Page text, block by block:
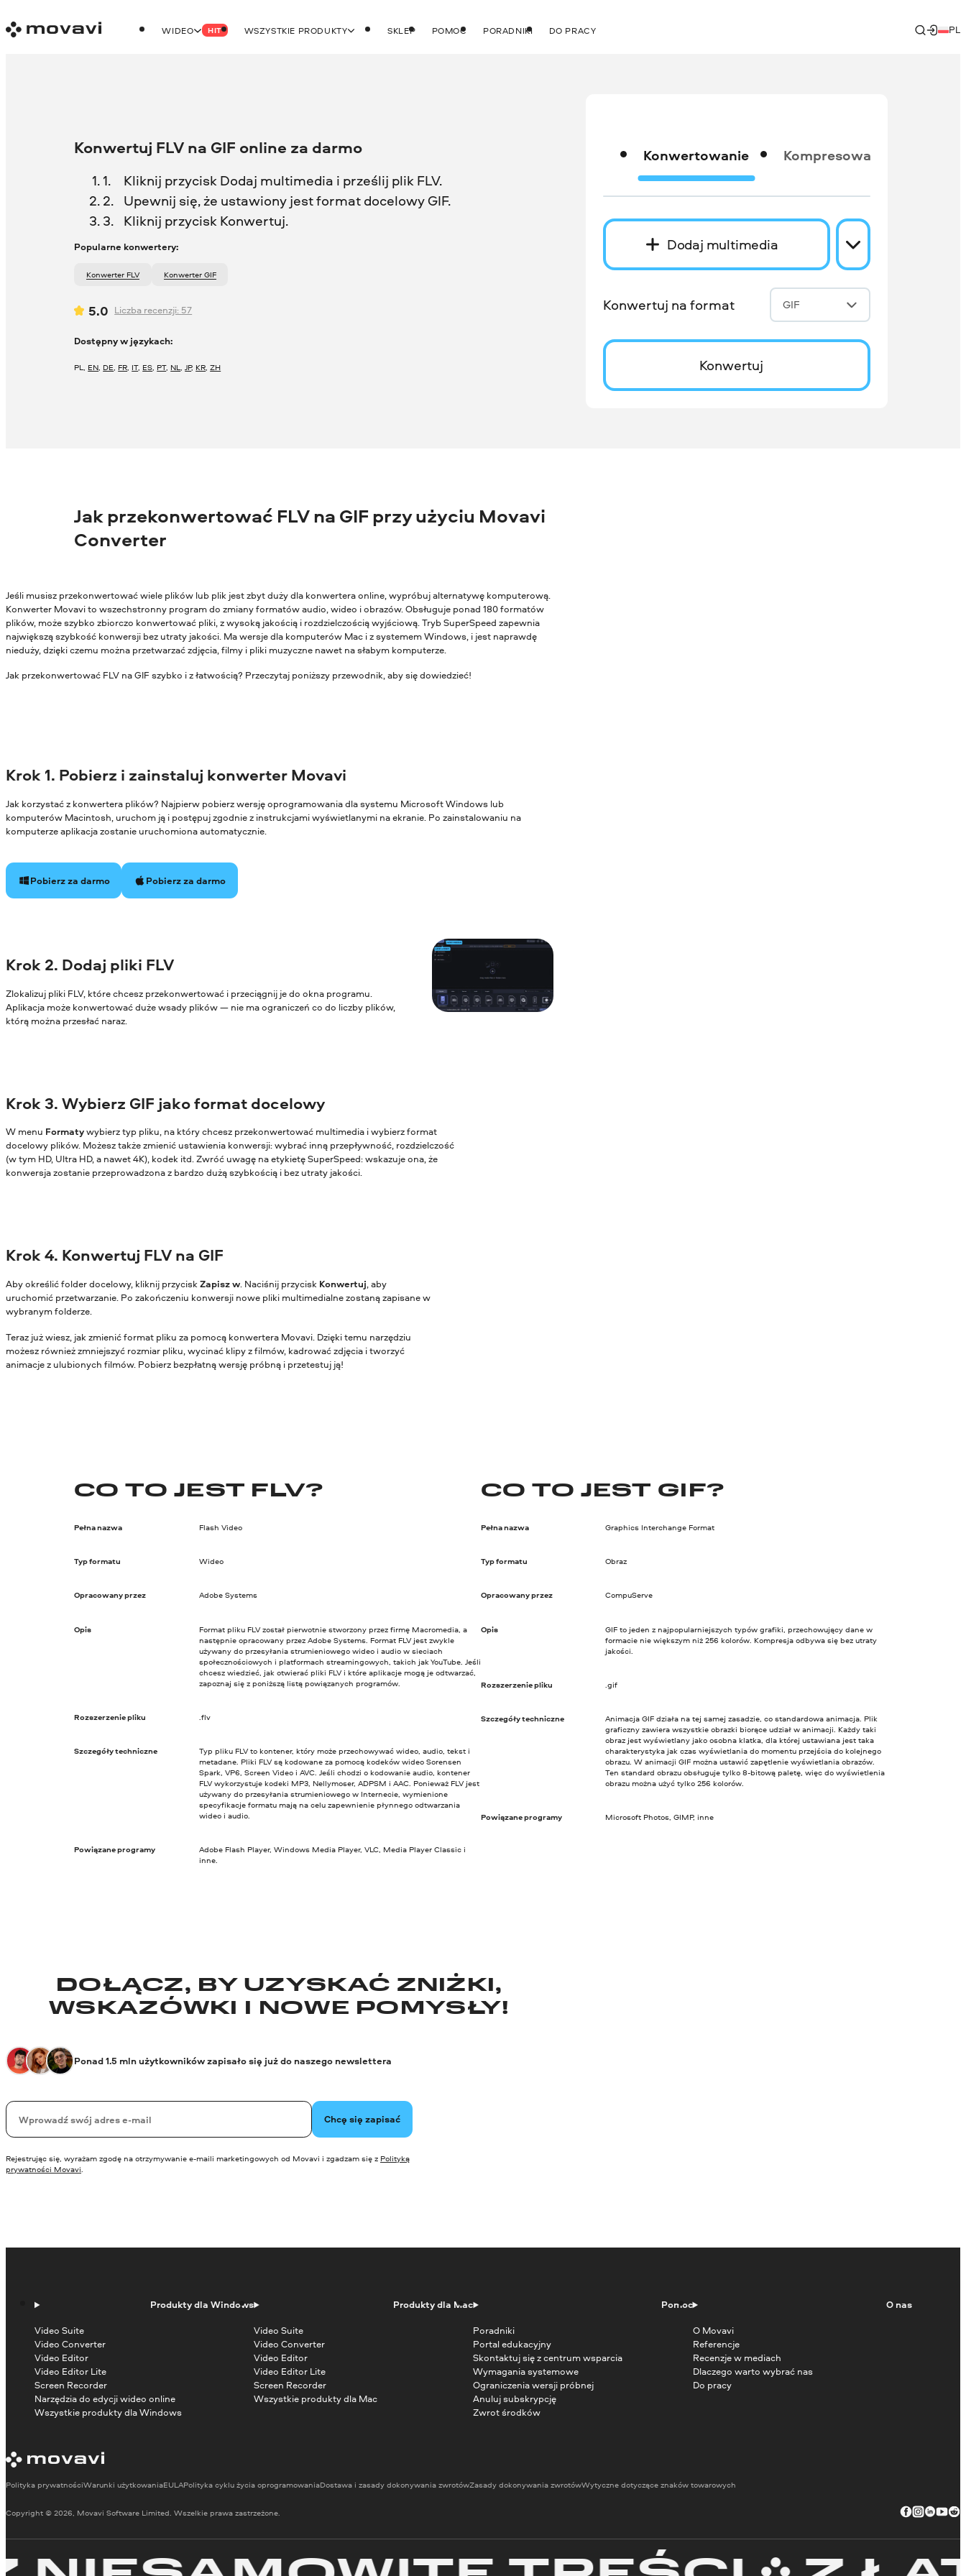
WIDEO HIT WSZYSTKIE PRODUKTY SKLEP POMOC PORADNIKI DO PRACY PL
Konwertuj FLV na GIF online za darmo
Kliknij przycisk Dodaj multimedia i prześlij plik FLV.
Upewnij się, że ustawiony jest format docelowy GIF.
Kliknij przycisk Konwertuj.
Popularne konwertery:
Konwerter FLV Konwerter GIF
5.0 Liczba recenzji: 57
Dostępny w językach:
PL, EN, DE, FR, IT, ES, PT, NL,JP, KR,ZH
Konwertowanie Kompresowanie
Dodaj multimedia
Konwertuj na format GIF
Konwertuj
Jak przekonwertować FLV na GIF przy użyciu Movavi
Converter
Jeśli musisz przekonwertować wiele plików lub plik jest zbyt duży dla konwertera online, wypróbuj alternatywę komputerową.
Konwerter Movavi to wszechstronny program do zmiany formatów audio, wideo i obrazów. Obsługuje ponad 180 formatów
plików, może szybko zbiorczo konwertować pliki, z wysoką jakością i rozdzielczością wyjściową. Tryb SuperSpeed zapewnia
największą szybkość konwersji bez utraty jakości. Ma wersje dla komputerów Mac i z systemem Windows, i jest naprawdę
nieduży, dzięki czemu można przetwarzać zdjęcia, filmy i pliki muzyczne nawet na słabym komputerze.
Jak przekonwertować FLV na GIF szybko i z łatwością? Przeczytaj poniższy przewodnik, aby się dowiedzieć!
Krok 1. Pobierz i zainstaluj konwerter Movavi
Jak korzystać z konwertera plików? Najpierw pobierz wersję oprogramowania dla systemu Microsoft Windows lub
komputerów Macintosh, uruchom ją i postępuj zgodnie z instrukcjami wyświetlanymi na ekranie. Po zainstalowaniu na
komputerze aplikacja zostanie uruchomiona automatycznie.
Pobierz za darmo Pobierz za darmo
Krok 2. Dodaj pliki FLV
Zlokalizuj pliki FLV, które chcesz przekonwertować i przeciągnij je do okna programu.
Aplikacja może konwertować duże wsady plików — nie ma ograniczeń co do liczby plików,
którą można przesłać naraz.
Krok 3. Wybierz GIF jako format docelowy
W menu Formatywybierz typ pliku, na który chcesz przekonwertować multimedia i wybierz format
docelowy plików. Możesz także zmienić ustawienia konwersji: wybrać inną przepływność, rozdzielczość
(w tym HD, Ultra HD, a nawet 4K), kodek itd. Zwróć uwagę na etykietę SuperSpeed: wskazuje ona, że
konwersja zostanie przeprowadzona z bardzo dużą szybkością i bez utraty jakości.
Krok 4. Konwertuj FLV na GIF
Aby określić folder docelowy, kliknij przyciskZapisz w. Naciśnij przycisk Konwertuj, aby
uruchomić przetwarzanie. Po zakończeniu konwersji nowe pliki multimedialne zostaną zapisane w
wybranym folderze.
Teraz już wiesz, jak zmienić format pliku za pomocą konwertera Movavi. Dzięki temu narzędziu
możesz również zmniejszyć rozmiar pliku, wycinać klipy z filmów, kadrować zdjęcia i tworzyć
animacje z ulubionych filmów. Pobierz bezpłatną wersję próbną i przetestuj ją!
CO TO JEST FLV?
Pełna nazwa Flash Video
Typ formatu Wideo
Opracowany przez Adobe Systems
Opis
Format pliku FLV został pierwotnie stworzony przez firmę Macromedia, a
następnie opracowany przez Adobe Systems. Format FLV jest zwykle
używany do przesyłania strumieniowego wideo i audio w sieciach
społecznościowych i platformach streamingowych, takich jak YouTube. Jeśli
chcesz wiedzieć, jak otwierać pliki FLV i które aplikacje mogą je odtwarzać,
zapoznaj się z poniższą listą powiązanych programów.
Rozszerzenie pliku .flv
Szczegóły techniczne
Typ pliku FLV to kontener, który może przechowywać wideo, audio, tekst i
metadane. Pliki FLV są kodowane za pomocą kodeków wideo Sorensen
Spark, VP6, Screen Video i AVC. Jeśli chodzi o kodowanie audio, kontener
FLV wykorzystuje kodeki MP3, Nellymoser, ADPSM i AAC. Ponieważ FLV jest
używany do przesyłania strumieniowego w Internecie, wymienione
specyfikacje formatu mają na celu zapewnienie płynnego odtwarzania
wideo i audio.
Powiązane programy
Adobe Flash Player, Windows Media Player, VLC, Media Player Classic i
inne.
CO TO JEST GIF?
Pełna nazwa Graphics Interchange Format
Typ formatu Obraz
Opracowany przez CompuServe
Opis
GIF to jeden z najpopularniejszych typów grafiki, przechowujący dane w
formacie nie większym niż 256 kolorów. Kompresja odbywa się bez utraty
jakości.
Rozszerzenie pliku .gif
Szczegóły techniczne
Animacja GIF działa na tej samej zasadzie, co standardowa animacja. Plik
graficzny zawiera wszystkie obrazki biorące udział w animacji. Każdy taki
obraz jest wyświetlany jako osobna klatka, dla której ustawiana jest taka
charakterystyka jak czas wyświetlania do momentu przejścia do kolejnego
obrazu. W animacji GIF można ustawić zapętlenie wyświetlania obrazów.
Ten standard obrazu obsługuje tylko 8-bitową paletę, więc do wyświetlenia
obrazu można użyć tylko 256 kolorów.
Powiązane programy Microsoft Photos, GIMP, inne
DOŁĄCZ, BY UZYSKAĆ ZNIŻKI,
WSKAZÓWKI I NOWE POMYSŁY!
Ponad 1.5 mln użytkowników zapisało się już do naszego newslettera
Twój email Chcę się zapisać
Rejestrując się, wyrażam zgodę na otrzymywanie e-maili marketingowych od Movavi i zgadzam się z Polityką
prywatności Movavi.
Produkty dla Windows
Video Suite
Video Converter
Video Editor
Video Editor Lite
Screen Recorder
Narzędzia do edycji wideo online
Wszystkie produkty dla Windows
Produkty dla Mac
Video Suite
Video Converter
Video Editor
Video Editor Lite
Screen Recorder
Wszystkie produkty dla Mac
Pomoc
Poradniki
Portal edukacyjny
Skontaktuj się z centrum wsparcia
Wymagania systemowe
Ograniczenia wersji próbnej
Anuluj subskrypcję
Zwrot środków
O nas
O Movavi
Referencje
Recenzje w mediach
Dlaczego warto wybrać nas
Do pracy
Copyright © 2026, Movavi Software Limited. Wszelkie prawa zastrzeżone.
Polityka prywatnościWarunki użytkowaniaEULAPolityka cyklu życia oprogramowaniaDostawa i zasady dokonywania zwrotówZasady dokonywania zwrotówWytyczne dotyczące znaków towarowych